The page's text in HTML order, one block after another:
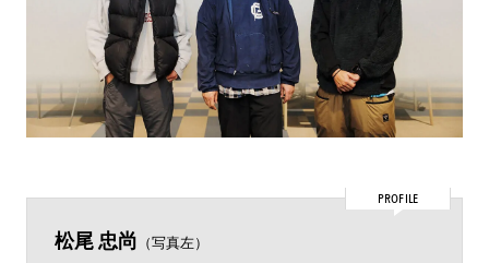
PROFILE
松尾 忠尚 （写真左）